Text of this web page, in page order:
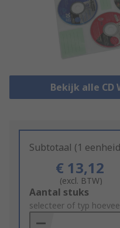
Bekijk alle CD
Subtotaal (1
€ 13,12
(excl. BTW)
Add
to
Basket
Aantal stuks
selecteer of typ